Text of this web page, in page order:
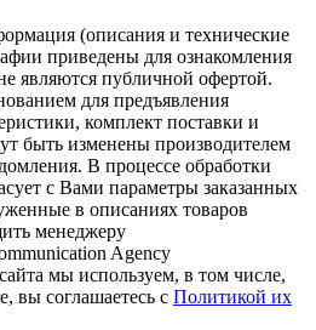
(описания и технические
приведены для ознакомления
являются публичной офертой.
для предъявления
комплект поставки и
быть изменены производителем
В процессе обработки
с Вами параметры заказанных
в описаниях товаров
менеджеру
Agency
мы используем, в том числе,
вы соглашаетесь с Политикой их